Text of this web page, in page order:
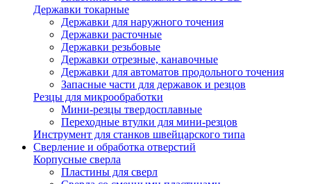
Державки токарные
Державки для наружного точения
Державки расточные
Державки резьбовые
Державки отрезные, канавочные
Державки для автоматов продольного точения
Запасные части для державок и резцов
Резцы для микрообработки
Мини-резцы твердосплавные
Переходные втулки для мини-резцов
Инструмент для станков швейцарского типа
Сверление и обработка отверстий
Корпусные сверла
Пластины для сверл